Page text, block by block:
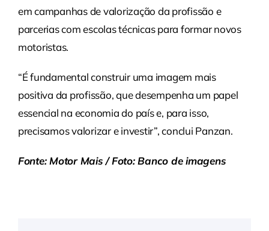
em campanhas de valorização da profissão e
parcerias com escolas técnicas para formar novos
motoristas.
“É fundamental construir uma imagem mais
positiva da profissão, que desempenha um papel
essencial na economia do país e, para isso,
precisamos valorizar e investir”, conclui Panzan.
Fonte: Motor Mais / Foto: Banco de imagens